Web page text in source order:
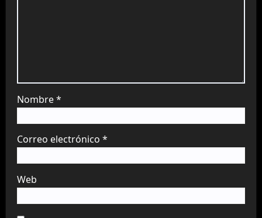
Nombre*
Correo electrónico *
Web